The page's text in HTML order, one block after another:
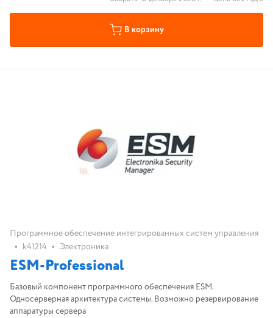
В корзину
Программное обеспечение интегрированных систем управления
• k41214 • Электроника
ESM-Professional
Базовый компонент программного обеспечения ESM.
Односерверная архитектура системы. Возможно резервирование
аппаратуры сервера